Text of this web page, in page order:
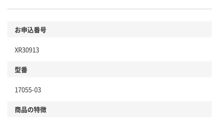
お申込番号
XR30913
型番
17055-03
商品の特徴